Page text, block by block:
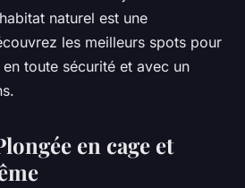
naturel est une
les meilleurs spots pour
toute sécurité et avec un
en cage et